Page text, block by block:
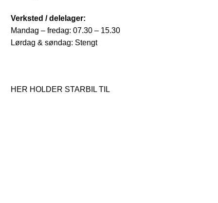
Verksted / delelager:
Mandag – fredag: 07.30 – 15.30
Lørdag & søndag: Stengt
HER HOLDER STARBIL TIL